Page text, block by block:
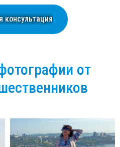
консультация
от